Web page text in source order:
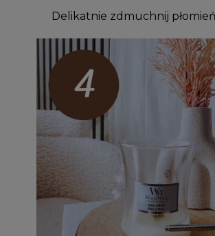
Delikatnie zdmuchnij